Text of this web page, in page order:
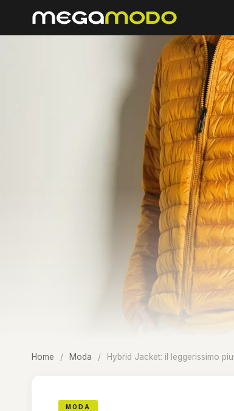
Home / Moda / Hybrid Jacket: il leggerissimo
MODA